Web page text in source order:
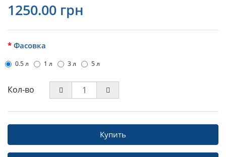
1250.00 грн
Фасовка
0.5 л 1 л 3 л 5 л
Кол-во
Купить